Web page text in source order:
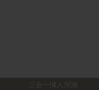
三合一懶人保濕